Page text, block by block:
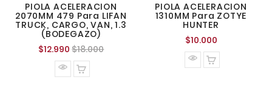
PIOLA ACELERACION
2070MM 479 Para LIFAN
TRUCK, CARGO, VAN, 1.3
(BODEGAZO)
$12.990 Precio
normal
$18.000Precio
PIOLA ACELERACION
1310MM Para ZOTYE
HUNTER
$10.000Precio
normal